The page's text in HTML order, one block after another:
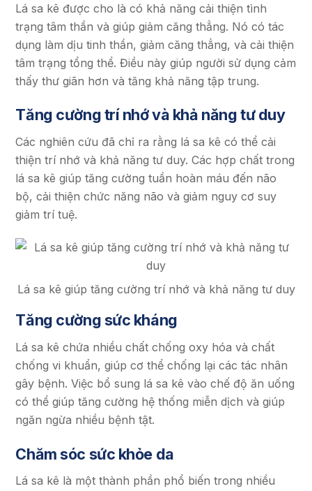
Lá sa kê được cho là có khả năng cải thiện tình
trạng tâm thần và giúp giảm căng thẳng. Nó có tác
dụng làm dịu tinh thần, giảm căng thẳng, và cải thiện
tâm trạng tổng thể. Điều này giúp người sử dụng cảm
thấy thư giãn hơn và tăng khả năng tập trung.
Tăng cường trí nhớ và khả năng tư duy
Các nghiên cứu đã chỉ ra rằng lá sa kê có thể cải
thiện trí nhớ và khả năng tư duy. Các hợp chất trong
lá sa kê giúp tăng cường tuần hoàn máu đến não
bộ, cải thiện chức năng não và giảm nguy cơ suy
giảm trí tuệ.
Lá sa kê giúp tăng cường trí nhớ và khả năng tư duy
Tăng cường sức kháng
Lá sa kê chứa nhiều chất chống oxy hóa và chất
chống vi khuẩn, giúp cơ thể chống lại các tác nhân
gây bệnh. Việc bổ sung lá sa kê vào chế độ ăn uống
có thể giúp tăng cường hệ thống miễn dịch và giúp
ngăn ngừa nhiều bệnh tật.
Chăm sóc sức khỏe da
Lá sa kê là một thành phần phổ biến trong nhiều